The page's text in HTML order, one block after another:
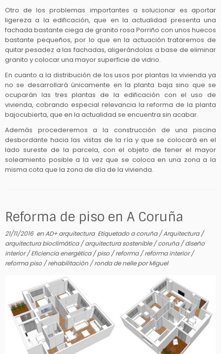
Otro de los problemas importantes a solucionar es aportar
ligereza a la edificación, que en la actualidad presenta una
fachada bastante ciega de granito rosa Porriño con unos huecos
bastante pequeños, por lo que en la actuación trataremos de
quitar pesadez a las fachadas, aligerándolas a base de eliminar
granito y colocar una mayor superficie de vidrio.
En cuanto a la distribución de los usos por plantas la vivienda ya
no se desarrollará únicamente en la planta baja sino que se
ocuparán las tres plantas de la edificación con el uso de
vivienda, cobrando especial relevancia la reforma de la planta
bajocubierta, que en la actualidad se encuentra sin acabar.
Además procederemos a la construcción de una piscina
desbordante hacia las vistas de la ría y que se colocará en el
lado sureste de la parcela, con el objeto de tener el mayor
soleamiento posible a la vez que se coloca en una zona a la
misma cota que la zona de día de la vivienda.
Reforma de piso en A Coruña
21/11/2016enAD+ arquitectura Etiquetado a coruña/Arquitectura/
arquitectura bioclimática/arquitectura sostenible/coruña/diseño
interior/Eficiencia energética/piso /reforma/reforma interior/
reforma piso /rehabilitación /ronda de nelleporMiguel